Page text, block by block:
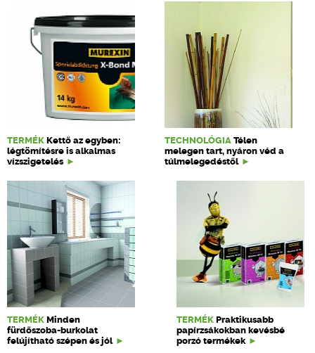
TERMÉK Kettő az egyben:
légtömítésre is alkalmas
vízszigetelés
TECHNOLÓGIA Télen
melegen tart, nyáron véd a
túlmelegedéstől
TERMÉK Minden
fürdőszoba-burkolat
felújítható szépen és jól
TERMÉK Praktikusabb
papírzsákokban kevésbé
porzó termékek